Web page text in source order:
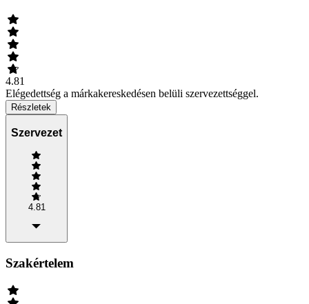
4.81
Elégedettség a márkakereskedésen belüli szervezettséggel.
Részletek
Szervezet
4.81
Szakértelem